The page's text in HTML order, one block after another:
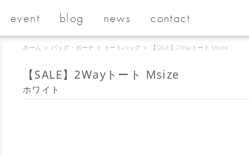
event blog news contact
ホーム ＞ バッグ・ポーチ ＞ トートバッグ ＞ 【SALE】2Wayトート Msize
【SALE】2Wayトート Msize
ホワイト